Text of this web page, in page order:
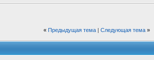
« Предыдущая тема| Следующая тема »